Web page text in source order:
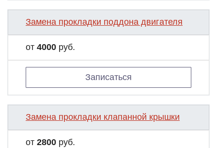
Замена прокладки поддона двигателя
от 4000 руб.
Записаться
Замена прокладки клапанной крышки
от 2800 руб.